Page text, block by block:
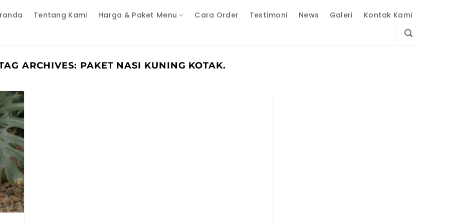
Tentang Kami Harga & Paket Menu Cara Order Testimoni News Galeri Kontak Kami
ARCHIVES: PAKET NASI KUNING KOTAK.